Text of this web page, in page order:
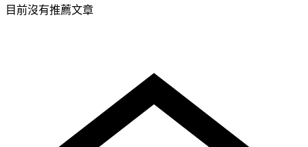
目前沒有推薦文章